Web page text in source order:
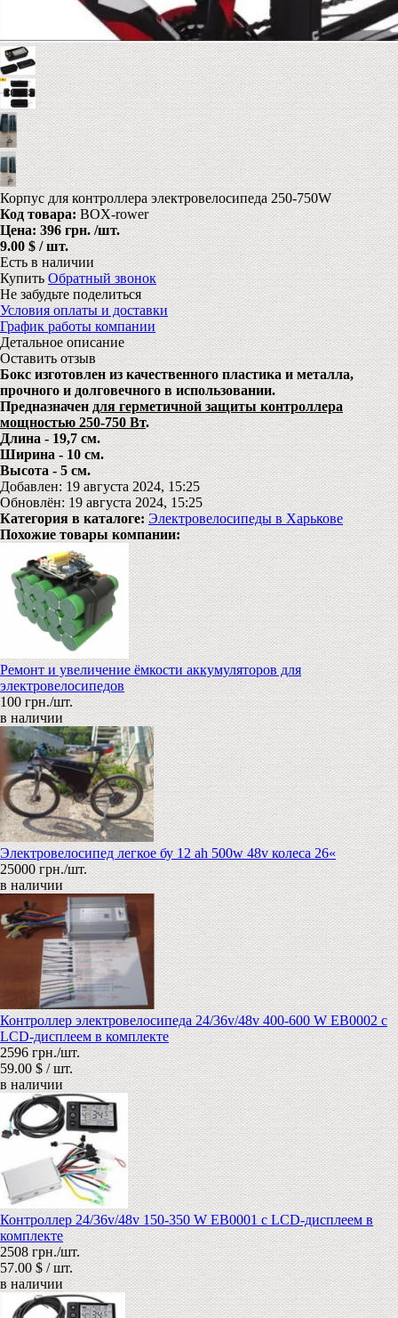
Корпус для контроллера электровелосипеда 250-750W
Код товара: BOX-rower
Цена: 396 грн./шт.
9.00 $ / шт.
Есть в наличии
Купить Обратный звонок
Не забудьте поделиться
Условия оплаты и доставки
График работы компании
Детальное описание
Оставить отзыв
Бокс изготовлен из качественного пластика и металла,
прочного и долговечного в использовании.
Предназначен для герметичной защиты контроллера
мощностью 250-750 Вт.
Длина - 19,7 cм.
Ширина - 10 см.
Высота - 5 см.
Добавлен: 19 августа 2024, 15:25
Обновлён: 19 августа 2024, 15:25
Категория в каталоге: Электровелосипеды в Харькове
Похожие товары компании:
Ремонт и увеличение ёмкости аккумуляторов для
электровелосипедов
100 грн./шт.
в наличии
Электровелосипед легкое бу 12 аh 500w 48v колеса 26«
25000 грн./шт.
в наличии
Контроллер электровелосипеда 24/36v/48v 400-600 W EB0002 с
LCD-дисплеем в комплекте
2596 грн./шт.
59.00 $ / шт.
в наличии
Контроллер 24/36v/48v 150-350 W EB0001 с LCD-дисплеем в
комплекте
2508 грн./шт.
57.00 $ / шт.
в наличии